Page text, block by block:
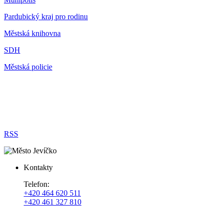
Pardubický kraj pro rodinu
Městská knihovna
SDH
Městská policie
RSS
Kontakty
Telefon:
+420 464 620 511
+420 461 327 810